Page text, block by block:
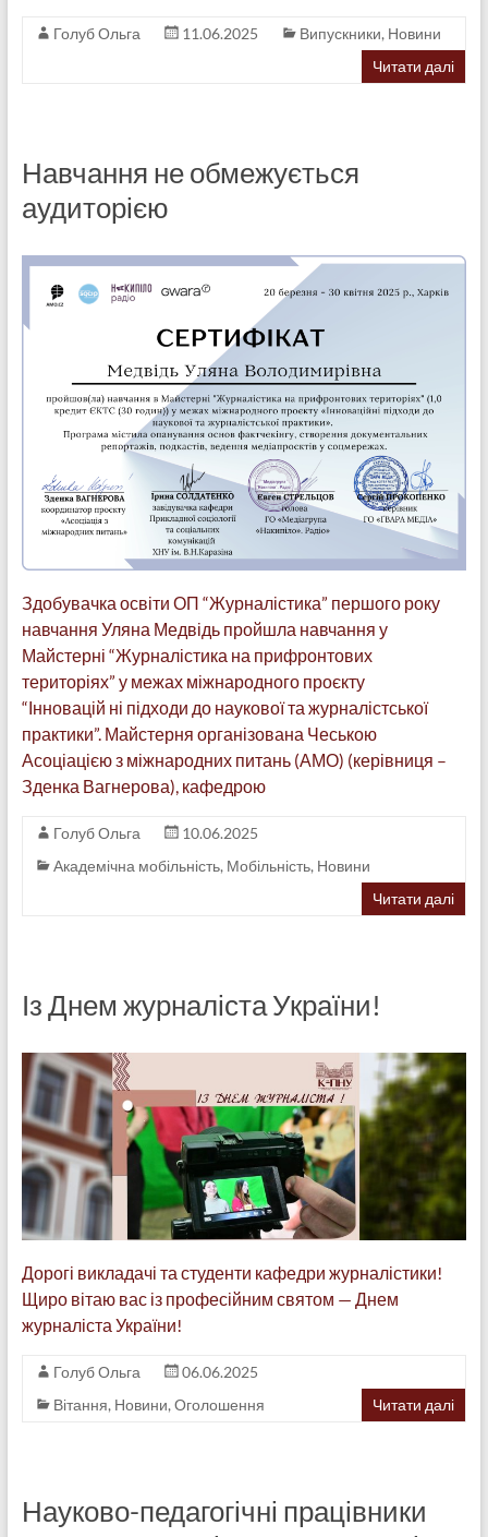
Голуб Ольга 11.06.2025 Випускники, Новини
Читати далі
Навчання не обмежується
аудиторією
Здобувачка освіти ОП “Журналістика” першого року
навчання Уляна Медвідь пройшла навчання у
Майстерні “Журналістика на прифронтових
територіях” у межах міжнародного проєкту
“Інновацій ні підходи до наукової та журналістської
практики”. Майстерня організована Чеською
Асоціацією з міжнародних питань (АМО) (керівниця –
Зденка Вагнерова), кафедрою
Голуб Ольга
10.06.2025
Академічна мобільність, Мобільність, Новини
Читати далі
Із Днем журналіста України!
Дорогі викладачі та студенти кафедри журналістики!
Щиро вітаю вас із професійним святом — Днем
журналіста України!
Голуб Ольга
06.06.2025
Вітання, Новини, Оголошення Читати далі
Науково-педагогічні працівники